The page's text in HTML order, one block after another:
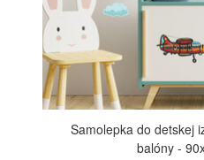
Samolepka do detskej
balóny -